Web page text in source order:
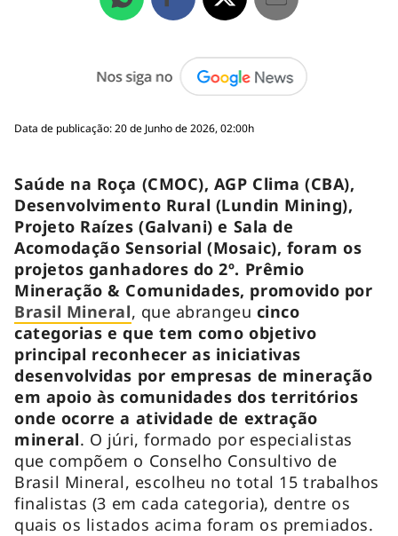
Data de publicação: 20 de Junho de 2026, 02:00h
Saúde na Roça (CMOC), AGP Clima (CBA),
Desenvolvimento Rural (Lundin Mining),
Projeto Raízes (Galvani) e Sala de
Acomodação Sensorial (Mosaic), foram os
projetos ganhadores do 2º. Prêmio
Mineração & Comunidades, promovido por
Brasil Mineral, que abrangeu cinco
categorias e que tem como objetivo
principal reconhecer as iniciativas
desenvolvidas por empresas de mineração
em apoio às comunidades dos territórios
onde ocorre a atividade de extração
mineral. O júri, formado por especialistas
que compõem o Conselho Consultivo de
Brasil Mineral, escolheu no total 15 trabalhos
finalistas (3 em cada categoria), dentre os
quais os listados acima foram os premiados.